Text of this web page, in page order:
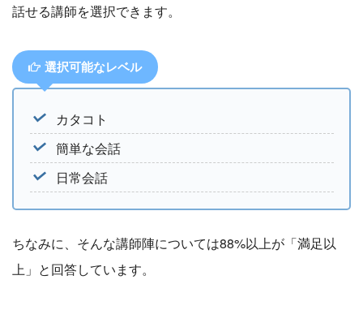
話せる講師を選択できます。
選択可能なレベル
カタコト
簡単な会話
日常会話
ちなみに、そんな講師陣については88%以上が「満足以
上」と回答しています。